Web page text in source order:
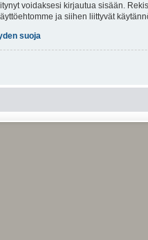
voidaksesi kirjautua sisään.
ja siihen liittyvät
suoja